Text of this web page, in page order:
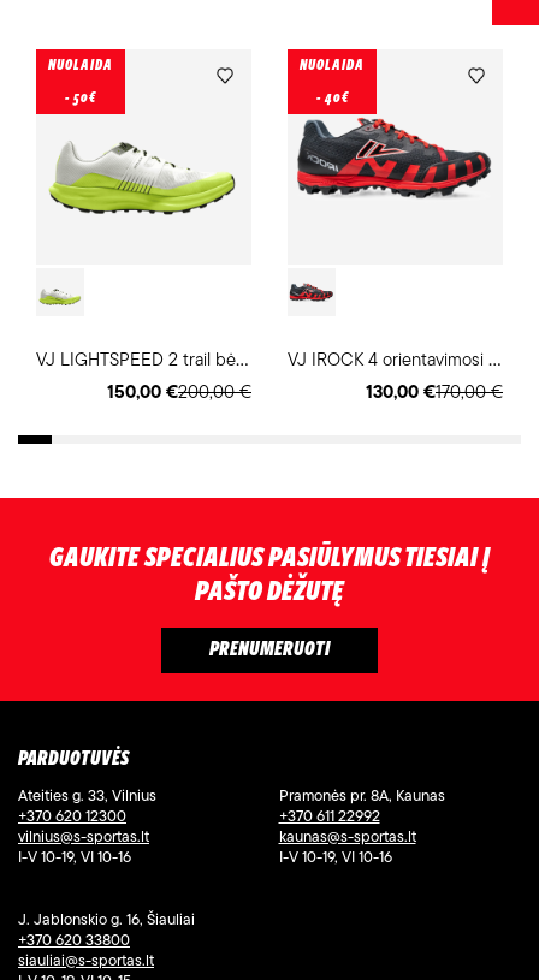
V
J LIGHTSPEED 2 trail bėgimo batai
200,00 €
150,00 €
NUOLAIDA
- 50€
V
J IROCK 4 orientavimosi sporto batai
170,00 €
130,00 €
NUOLAIDA
- 40€
GAUKITE SPECIALIUS PASIŪLYMUS TIESIAI Į
PAŠTO DĖŽUTĘ
PARDUOTUVĖS
Ateities g. 33, Vilnius
+370 620 12300
vilnius@s-sportas.lt
I-V 10-19, VI 10-16
Pramonės pr. 8A, Kaunas
+370 611 22992
kaunas@s-sportas.lt
I-V 10-19, VI 10-16
J. Jablonskio g. 16, Šiauliai
+370 620 33800
siauliai@s-sportas.lt